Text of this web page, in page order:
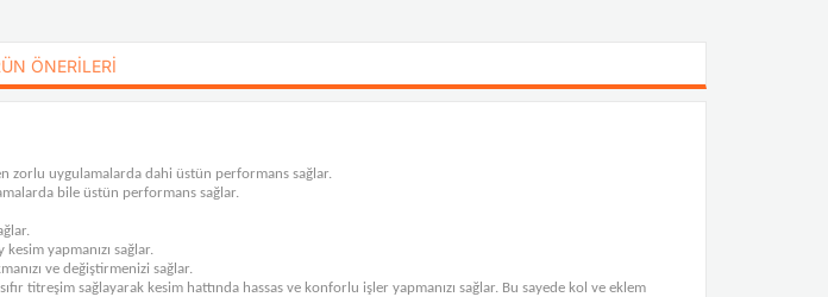
ÖNERILERI
zorlu uygulamalarda dahi üstün performans sağlar.
bile üstün performans sağlar.
yapmanızı sağlar.
ve değiştirmenizi sağlar.
titreşim sağlayarak kesim hattında hassas ve konforlu işler yapmanızı sağlar. Bu sayede kol ve eklem